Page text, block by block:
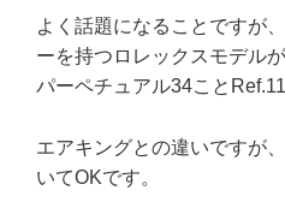
よく話題になることですが
ーを持つロレックスモデル
パーペチュアル34こと
エアキングとの違いですが
いてOKです。